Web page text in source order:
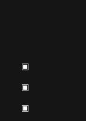
▣
▣
▣